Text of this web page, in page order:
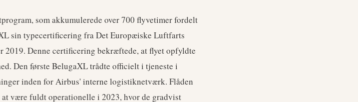
som akkumulerede over 700 flyvetimer fordelt
sin typecertificering fra Det Europæiske Luftfarts
2019. Denne certificering bekræftede, at flyet opfyldte
Den første BelugaXL trådte officielt i tjeneste i
inden for Airbus' interne logistiknetværk. Flåden
være fuldt operationelle i 2023, hvor de gradvist